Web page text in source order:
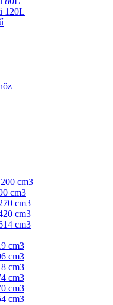
120L
cm3
cm3
cm3
cm3
cm3
cm3
cm3
cm3
cm3
cm3
cm3